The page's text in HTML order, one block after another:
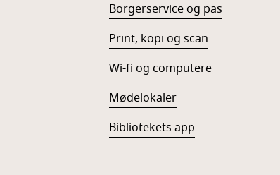
Borgerservice og pas
Print, kopi og scan
Wi-fi og computere
Mødelokaler
Bibliotekets app